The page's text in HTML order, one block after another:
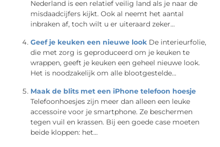
Nederland is een relatief veilig land als je naar de
misdaadcijfers kijkt. Ook al neemt het aantal
inbraken af, toch wilt u er uiteraard zeker...
Geef je keuken een nieuwe look De interieurfolie,
die met zorg is geproduceerd om je keuken te
wrappen, geeft je keuken een geheel nieuwe look.
Het is noodzakelijk om alle blootgestelde...
Maak de blits met een iPhone telefoon hoesje
Telefoonhoesjes zijn meer dan alleen een leuke
accessoire voor je smartphone. Ze beschermen
tegen vuil en krassen. Bij een goede case moeten
beide kloppen: het...